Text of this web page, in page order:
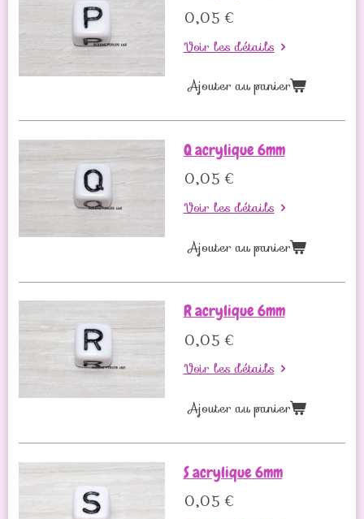
0,05 €
Voir les détails
Ajouter au panier
Q acrylique 6mm
0,05 €
Voir les détails
Ajouter au panier
R acrylique 6mm
0,05 €
Voir les détails
Ajouter au panier
S acrylique 6mm
0,05 €